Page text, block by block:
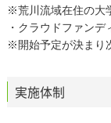
※荒川流域在住の大
・クラウドファン
※開始予定が決まり
実施体制